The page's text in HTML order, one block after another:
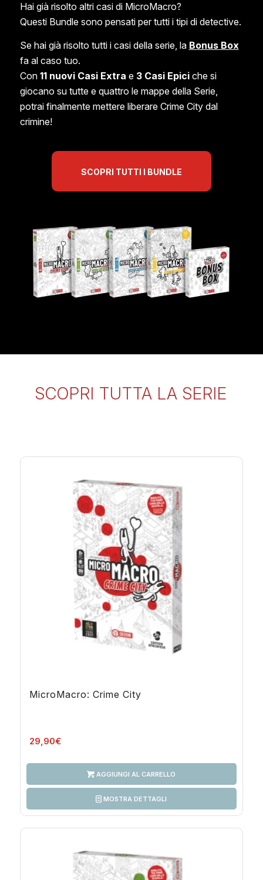
Hai già risolto altri casi di MicroMacro?
Questi Bundle sono pensati per tutti i tipi di detective.
Se hai già risolto tutti i casi della serie, la Bonus Box
fa al caso tuo.
Con 11 nuovi Casi Extra e 3 Casi Epiciche si
giocano su tutte e quattro le mappe della Serie,
potrai finalmente mettere liberare Crime City dal
crimine!
SCOPRI TUTTI I BUNDLE
SCOPRI TUTTA LA SERIE
MicroMacro: Crime City
29,90€
AGGIUNGI AL CARRELLO
MOSTRA DETTAGLI